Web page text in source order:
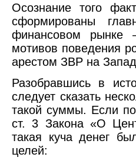
Осознание того
сформированы
финансовом рынке
мотивов поведения
арестом ЗВР на
Разобравшись в
следует сказать
такой суммы. Если
ст. 3 Закона «О
такая куча денег
целей: